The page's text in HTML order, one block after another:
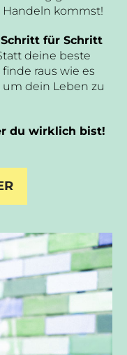
kommst!
für Schritt
deine beste
raus wie es
um dein Leben zu
du wirklich bist!